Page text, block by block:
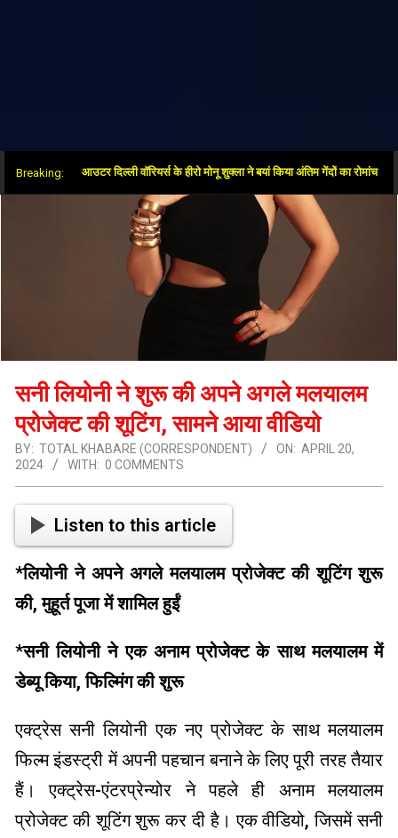
Breaking:
के बाद आउटर दिल्ली वॉरियर्स के हीरो मोनू शुक्ला ने बयां किया अंतिम गेंदों का रोमांच
सनी लियोनी ने शुरू की अपने अगले मलयालम
प्रोजेक्ट की शूटिंग, सामने आया वीडियो
BY: TOTAL KHABARE (CORRESPONDENT) ON: APRIL 20,
2024
WITH: 0 COMMENTS
Listen to this article
*लियोनी ने अपने अगले मलयालम प्रोजेक्ट की शूटिंग शुरू
की, मुहूर्त पूजा में शामिल हुईं
*सनी लियोनी ने एक अनाम प्रोजेक्ट के साथ मलयालम में
डेब्यू किया, फिल्मिंग की शुरू
एक्ट्रेस सनी लियोनी एक नए प्रोजेक्ट के साथ मलयालम
फिल्म इंडस्ट्री में अपनी पहचान बनाने के लिए पूरी तरह तैयार
हैं। एक्ट्रेस-एंटरप्रेन्योर ने पहले ही अनाम मलयालम
प्रोजेक्ट की शूटिंग शुरू कर दी है। एक वीडियो, जिसमें सनी